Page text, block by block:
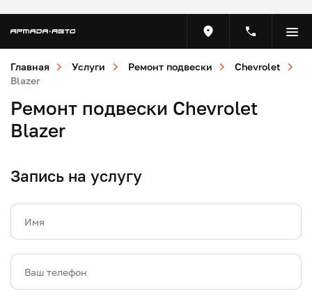
Главная Услуги Ремонт подвески
Chevrolet
Blazer
Ремонт подвески Chevrolet
Blazer
Запись на услугу
Имя
Ваш телефон